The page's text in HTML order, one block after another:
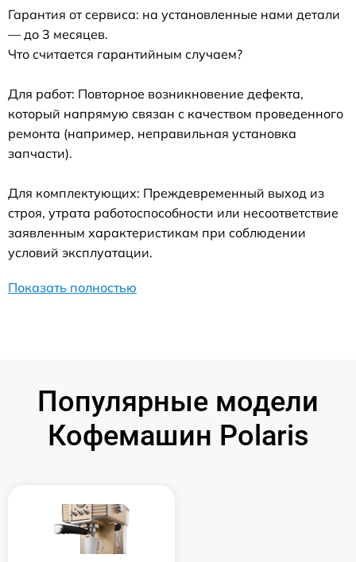
Гарантия от сервиса: на установленные нами детали
— до 3 месяцев.
Что считается гарантийным случаем?
Для работ: Повторное возникновение дефекта,
который напрямую связан с качеством проведенного
ремонта (например, неправильная установка
запчасти).
Для комплектующих: Преждевременный выход из
строя, утрата работоспособности или несоответствие
заявленным характеристикам при соблюдении
условий эксплуатации.
Показать полностью
Популярные модели
Кофемашин Polaris